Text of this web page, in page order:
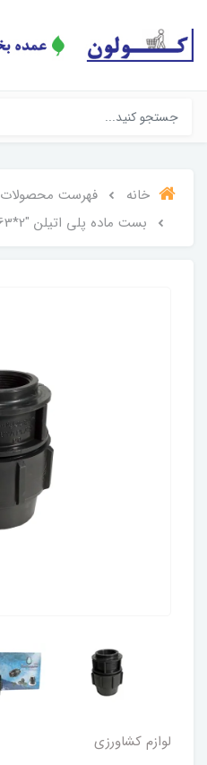
خانه
فهرست محصولات
بست ماده پلی اتیلن "2*63 پویا پلاست
لوازم کشاورزی